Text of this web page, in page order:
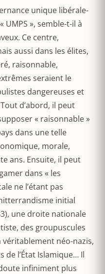
unique libérale-
UMPS », semble-t-il à
Ce centre,
aussi dans les élites,
raisonnable,
seraient le
dangereuses et
d’abord, il peut
« raisonnable »
dans une telle
morale,
ans. Ensuite, il peut
dans « les
ne l’étant pas
initial
une droite nationale
des groupuscules
néo-nazis,
de l’État Islamique… Il
infiniment plus